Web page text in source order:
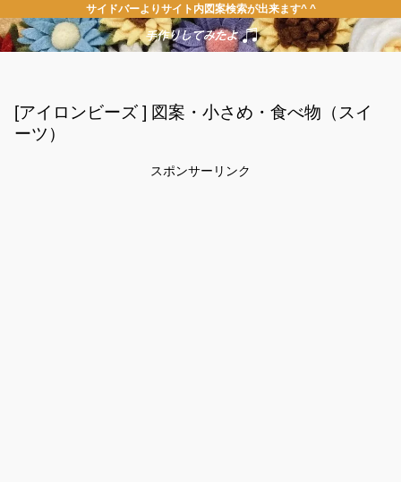
サイドバーよりサイト内図案検索が出来ます^ ^
[アイロンビーズ ] 図案・小さめ・食べ物（スイ
ーツ）
スポンサーリンク